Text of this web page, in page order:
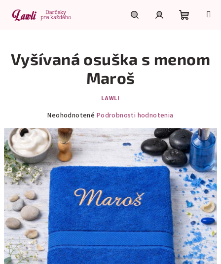
obsah
košík
Vyšívaná osuška s menom
Maroš
LAWLI
produktu
je
0,0
z
5
hviezdičiek.
Neohodnotené Podrobnosti hodnotenia